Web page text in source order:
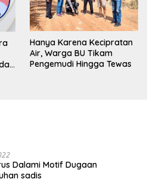
Hanya Karena Kecipratan
Air, Warga BU Tikam
Pengemudi Hingga Tewas
Dalami Motif Dugaan
sadis